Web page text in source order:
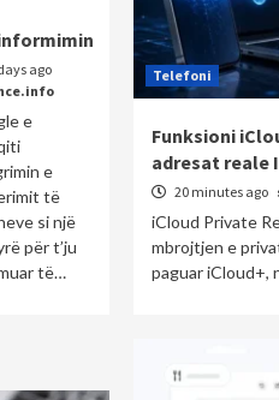
ago
e
e
të
si një
për t’ju
të…
Telefoni
Funksioni
adresat reale
20 minutes ago
iCloud Private
mbrojtjen e
paguar iCloud+,